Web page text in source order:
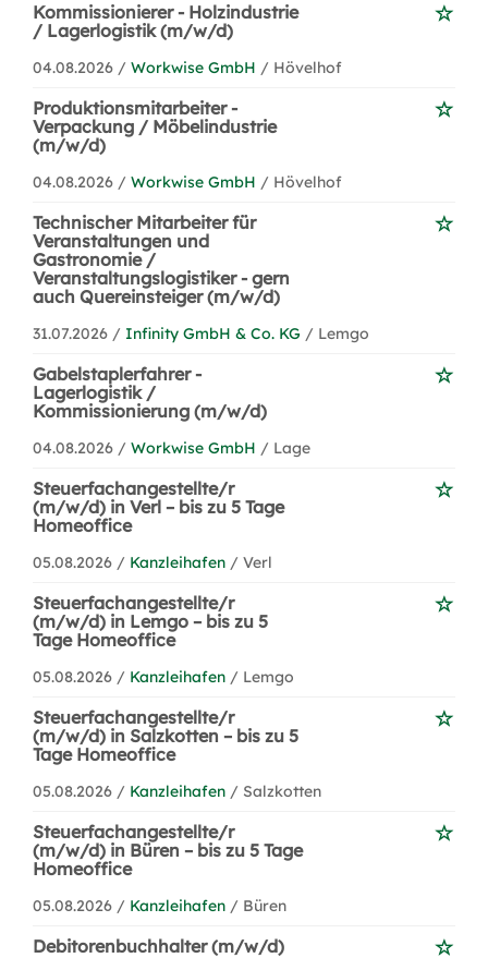
Kommissionierer - Holzindustrie
/ Lagerlogistik (m/w/d)
04.08.2026 / Workwise GmbH / Hövelhof
Produktionsmitarbeiter -
Verpackung / Möbelindustrie
(m/w/d)
04.08.2026 / Workwise GmbH / Hövelhof
Technischer Mitarbeiter für
Veranstaltungen und
Gastronomie /
Veranstaltungslogistiker - gern
auch Quereinsteiger (m/w/d)
31.07.2026 / Infinity GmbH & Co. KG / Lemgo
Gabelstaplerfahrer -
Lagerlogistik /
Kommissionierung (m/w/d)
04.08.2026 / Workwise GmbH / Lage
Steuerfachangestellte/r
(m/w/d) in Verl – bis zu 5 Tage
Homeoffice
05.08.2026 / Kanzleihafen / Verl
Steuerfachangestellte/r
(m/w/d) in Lemgo – bis zu 5
Tage Homeoffice
05.08.2026 / Kanzleihafen / Lemgo
Steuerfachangestellte/r
(m/w/d) in Salzkotten – bis zu 5
Tage Homeoffice
05.08.2026 / Kanzleihafen / Salzkotten
Steuerfachangestellte/r
(m/w/d) in Büren – bis zu 5 Tage
Homeoffice
05.08.2026 / Kanzleihafen / Büren
Debitorenbuchhalter (m/w/d)